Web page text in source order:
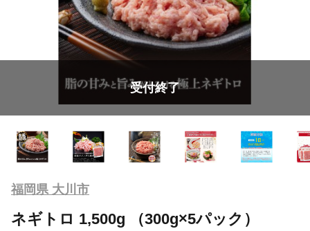
受付終了
福岡県 大川市
ネギトロ 1,500g （300g×5パック）